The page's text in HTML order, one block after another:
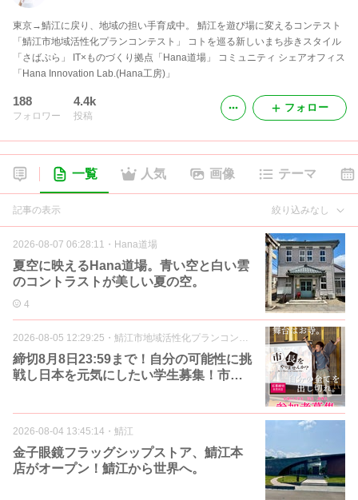
東京→鯖江に戻り、地域の担い手育成中。 鯖江を遊び場に変えるコンテスト
「鯖江市地域活性化プランコンテスト」 コトを巡る新しいまち歩きスタイル
「さばぷら」 IT×ものづくり拠点「Hana道場」 コミュニティ シェアオフィス
「Hana Innovation Lab.(Hana工房)」
188
フォロワー
4.4k
投稿
フォロー
一覧 人気 画像 テーマ
記事の表示 絞り込みなし
2026-08-07 06:28:11 ・ Hana道場
夏空に映えるHana道場。青い空と白い雲
のコントラストが美しい夏の空。
4
2026-08-05 12:29:25 ・ 鯖江市地域活性化プランコンテスト
締切8月8日23:59まで！自分の可能性に挑
戦し日本を元気にしたい学生募集！市長
2026-08-04 13:45:14 ・ 鯖江
金子眼鏡フラッグシップストア、鯖江本
店がオープン！鯖江から世界へ。